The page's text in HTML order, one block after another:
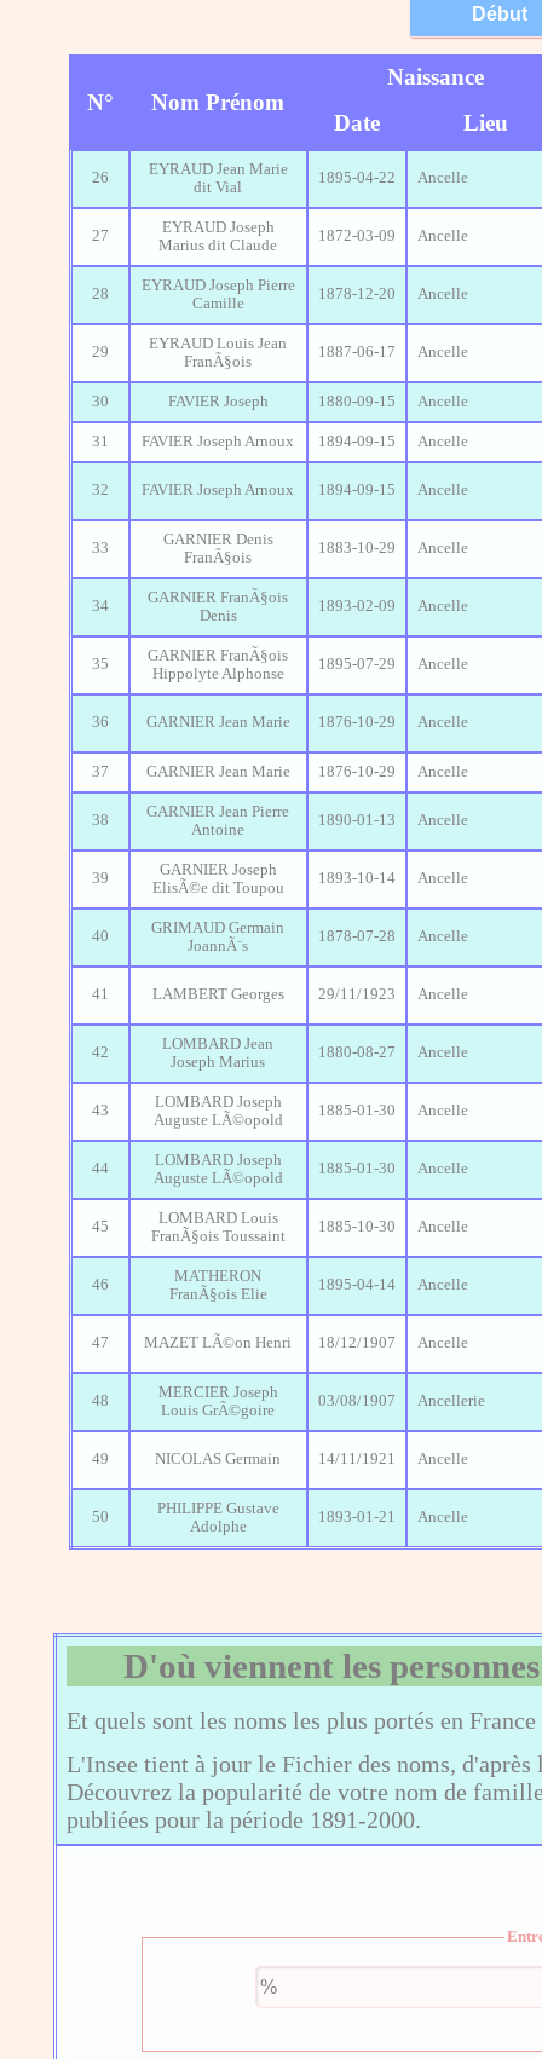
N° Nom Prénom
Naissance
Date
Lieu
26
EYRAUD Jean Marie
dit Vial
1895-04-22 Ancelle
27
EYRAUD Joseph
Marius dit Claude
1872-03-09 Ancelle
28
EYRAUD Joseph Pierre
Camille
1878-12-20 Ancelle
29
EYRAUD Louis Jean
FranÃ§ois
1887-06-17 Ancelle
30 FAVIER Joseph 1880-09-15 Ancelle
31 FAVIER Joseph Arnoux 1894-09-15 Ancelle
32 FAVIER Joseph Arnoux 1894-09-15 Ancelle
33
GARNIER Denis
FranÃ§ois
1883-10-29 Ancelle
34
GARNIER FranÃ§ois
Denis
1893-02-09 Ancelle
35
GARNIER FranÃ§ois
Hippolyte Alphonse
1895-07-29 Ancelle
36 GARNIER Jean Marie 1876-10-29 Ancelle
37 GARNIER Jean Marie 1876-10-29 Ancelle
38
GARNIER Jean Pierre
Antoine
1890-01-13 Ancelle
39
GARNIER Joseph
ElisÃ©e dit Toupou
1893-10-14 Ancelle
40
GRIMAUD Germain
JoannÃ¨s
1878-07-28 Ancelle
41 LAMBERT Georges 29/11/1923 Ancelle
42
LOMBARD Jean
Joseph Marius
1880-08-27 Ancelle
43
LOMBARD Joseph
Auguste LÃ©opold
1885-01-30 Ancelle
44
LOMBARD Joseph
Auguste LÃ©opold
1885-01-30 Ancelle
45
LOMBARD Louis
FranÃ§ois Toussaint
1885-10-30 Ancelle
46
MATHERON
FranÃ§ois Elie
1895-04-14 Ancelle
47 MAZET LÃ©on Henri 18/12/1907 Ancelle
48
MERCIER Joseph
Louis GrÃ©goire
03/08/1907 Ancellerie
49 NICOLAS Germain 14/11/1921 Ancelle
50
PHILIPPE Gustave
Adolphe
1893-01-21 Ancelle
D'où viennent les
Et quels sont les noms les plus portés en
L'Insee tient à jour le Fichier des noms,
Découvrez la popularité de votre nom de
publiées pour la période 1891-2000.